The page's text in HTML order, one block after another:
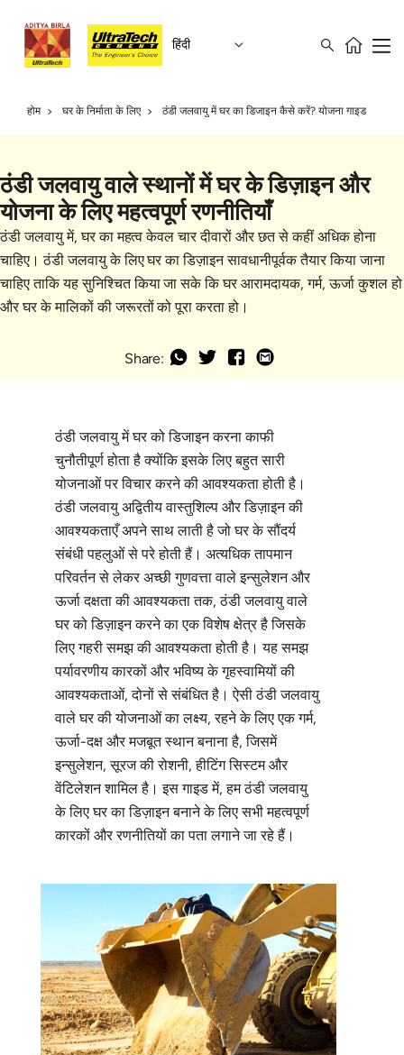
हिंदी
होम घर के निर्माता के लिए ठंडी जलवायु में घर का डिजाइन कैसे करें? योजना गाइड
ठंडी जलवायु वाले स्थानों में घर के डिज़ाइन और
योजना के लिए महत्वपूर्ण रणनीतियाँ
ठंडी जलवायु में, घर का महत्व केवल चार दीवारों और छत से कहीं अधिक होना
चाहिए। ठंडी जलवायु के लिए घर का डिज़ाइन सावधानीपूर्वक तैयार किया जाना
चाहिए ताकि यह सुनिश्चित किया जा सके कि घर आरामदायक, गर्म, ऊर्जा कुशल हो
और घर के मालिकों की जरूरतों को पूरा करता हो।
Share:
ठंडी जलवायु में घर को डिजाइन करना काफी
चुनौतीपूर्ण होता है क्योंकि इसके लिए बहुत सारी
योजनाओं पर विचार करने की आवश्यकता होती है।
ठंडी जलवायु अद्वितीय वास्तुशिल्प और डिज़ाइन की
आवश्यकताएँ अपने साथ लाती है जो घर के सौंदर्य
संबंधी पहलुओं से परे होती हैं। अत्यधिक तापमान
परिवर्तन से लेकर अच्छी गुणवत्ता वाले इन्सुलेशन और
ऊर्जा दक्षता की आवश्यकता तक, ठंडी जलवायु वाले
घर को डिज़ाइन करने का एक विशेष क्षेत्र है जिसके
लिए गहरी समझ की आवश्यकता होती है। यह समझ
पर्यावरणीय कारकों और भविष्य के गृहस्वामियों की
आवश्यकताओं, दोनों से संबंधित है। ऐसी ठंडी जलवायु
वाले घर की योजनाओं का लक्ष्य, रहने के लिए एक गर्म,
ऊर्जा-दक्ष और मजबूत स्थान बनाना है, जिसमें
इन्सुलेशन, सूरज की रोशनी, हीटिंग सिस्टम और
वेंटिलेशन शामिल है। इस गाइड में, हम ठंडी जलवायु
के लिए घर का डिज़ाइन बनाने के लिए सभी महत्वपूर्ण
कारकों और रणनीतियों का पता लगाने जा रहे हैं।